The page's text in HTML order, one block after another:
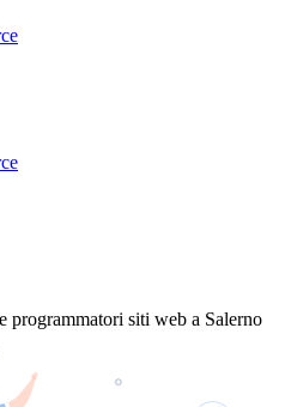
programmatori siti web a Salerno